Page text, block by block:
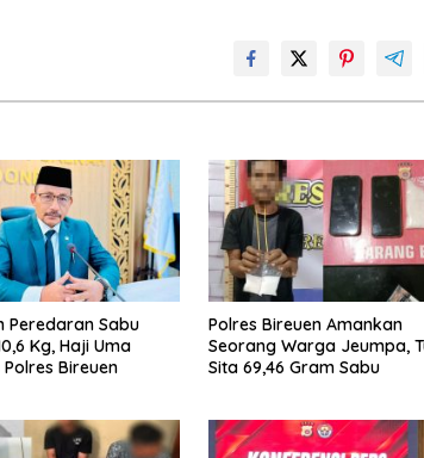
Peredaran Sabu
Kg, Haji Uma
Bireuen
Polres Bireuen Amankan
Seorang Warga Jeumpa,
Sita 69,46 Gram Sabu